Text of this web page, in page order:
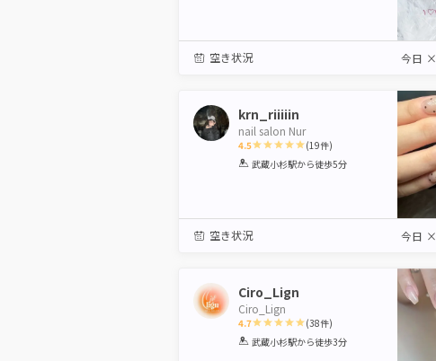
空き状況 今日 ×
krn_riiiiin
nail salon Nur
4.5
1 2 3 4 5
(19件)
武蔵小杉駅から徒歩5分
空き状況 今日 ×
Ciro_Lign
Ciro_Lign
4.7
1 2 3 4 5
(38件)
武蔵小杉駅から徒歩3分